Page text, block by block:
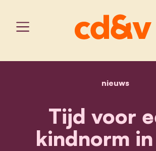
home
nieuwstijd
Tijd voor
kindnorm